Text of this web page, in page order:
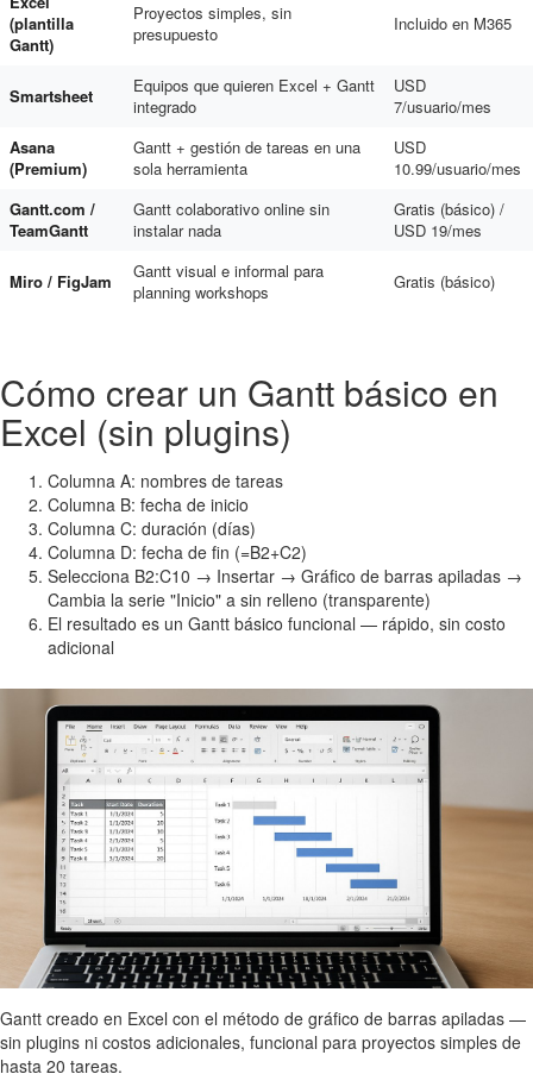
(plantilla
Gantt)
Proyectos simples, sin
presupuesto
Incluido en M365
Smartsheet
Equipos que quieren Excel + Gantt
integrado
USD
7/usuario/mes
Asana
(Premium)
Gantt + gestión de tareas en una
sola herramienta
USD
10.99/usuario/mes
Gantt.com /
TeamGantt
Gantt colaborativo online sin
instalar nada
Gratis (básico) /
USD 19/mes
Miro / FigJam
Gantt visual e informal para
planning workshops
Gratis (básico)
Cómo crear un Gantt básico en
Excel (sin plugins)
Columna A: nombres de tareas
Columna B: fecha de inicio
Columna C: duración (días)
Columna D: fecha de fin (=B2+C2)
Selecciona B2:C10 → Insertar → Gráfico de barras apiladas →
Cambia la serie "Inicio" a sin relleno (transparente)
El resultado es un Gantt básico funcional — rápido, sin costo
adicional
Gantt creado en Excel con el método de gráfico de barras apiladas —
sin plugins ni costos adicionales, funcional para proyectos simples de
hasta 20 tareas.